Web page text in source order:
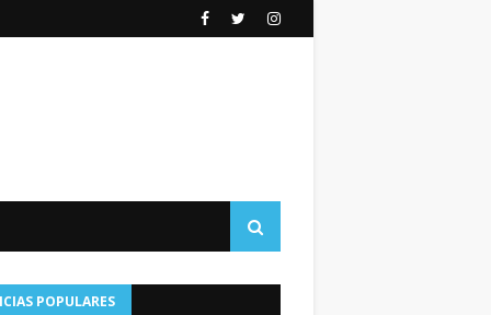
POPULARES